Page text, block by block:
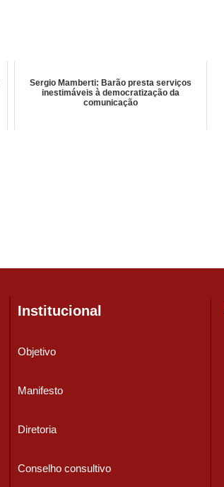
Sergio Mamberti: Barão presta serviços
inestimáveis à democratização da
comunicação
Institucional
Objetivo
Manifesto
Diretoria
Conselho consultivo